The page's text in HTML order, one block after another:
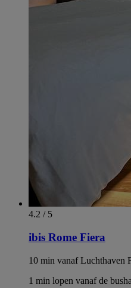
4.2 / 5
ibis Rome Fiera
10 min vanaf Luchthaven
1 min lopen vanaf de